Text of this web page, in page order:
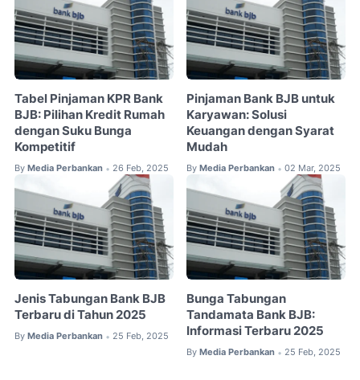
Tabel Pinjaman KPR Bank
BJB: Pilihan Kredit Rumah
dengan Suku Bunga
Kompetitif
By Media Perbankan • 26 Feb, 2025
Pinjaman Bank BJB untuk
Karyawan: Solusi
Keuangan dengan Syarat
Mudah
By Media Perbankan • 02 Mar, 2025
Jenis Tabungan Bank BJB
Terbaru di Tahun 2025
By Media Perbankan • 25 Feb, 2025
Bunga Tabungan
Tandamata Bank BJB:
Informasi Terbaru 2025
By Media Perbankan • 25 Feb, 2025